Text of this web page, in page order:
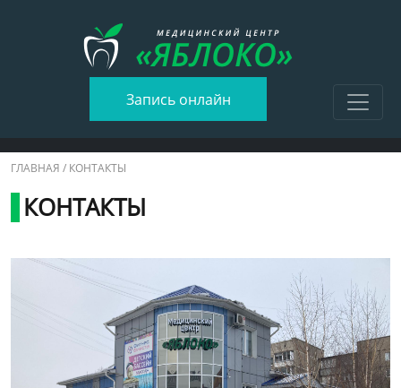
Запись онлайн
ГЛАВНАЯ / КОНТАКТЫ
КОНТАКТЫ